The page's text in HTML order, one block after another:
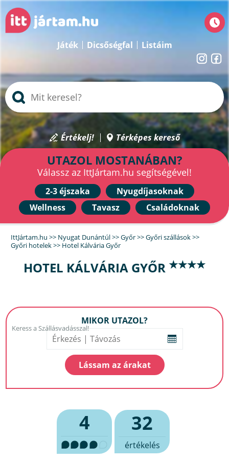
Játék Dicsőségfal Listáim
Értékelj! Térképes kereső
UTAZOL MOSTANÁBAN?
Válassz az IttJártam.hu segítségével!
2-3 éjszaka
Nyugdíjasoknak
Wellness
Tavasz Családoknak
IttJártam.hu >> Nyugat Dunántúl>>Győr>>Győri szállások>>
Győri hotelek>> Hotel Kálvária Győr
HOTEL KÁLVÁRIA GYŐR ★★★★
MIKOR UTAZOL?
4 32
értékelés